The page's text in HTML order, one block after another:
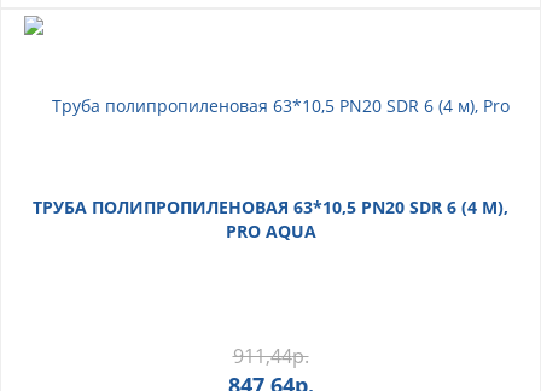
ТРУБА ПОЛИПРОПИЛЕНОВАЯ 63*10,5 PN20 SDR 6 (4 М),
PRO AQUA
911,44р.
847,64р.